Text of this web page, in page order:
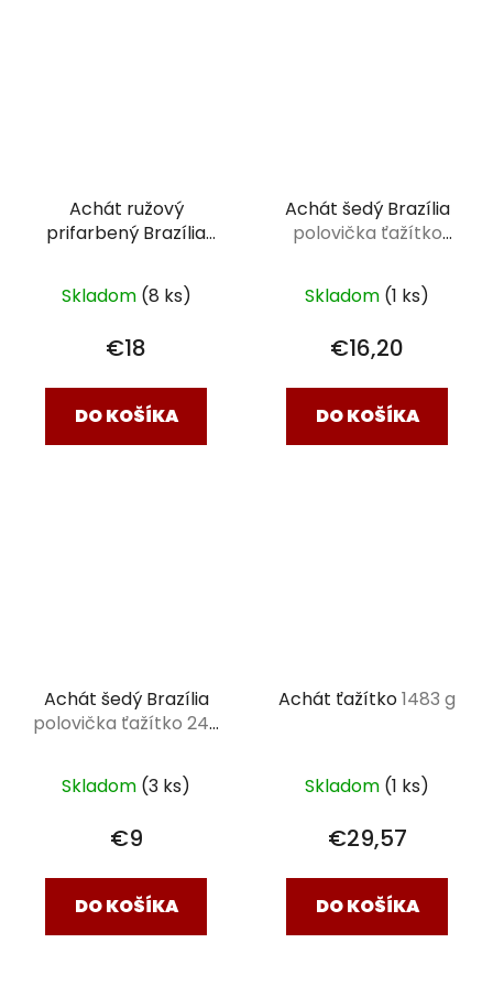
Achát ružový
prifarbený Brazília
Skladom (8 ks)
€18
DO KOŠÍKA
Achát šedý Brazília
polovička ťažítko
Skladom (1 ks)
€16,20
DO KOŠÍKA
Achát šedý Brazília
polovička ťažítko 245
Skladom (3 ks)
€9
DO KOŠÍKA
Achát ťažítko1483 g
Skladom (1 ks)
€29,57
DO KOŠÍKA